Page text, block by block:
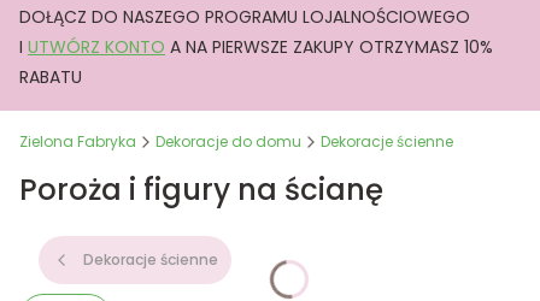
DOŁĄCZ DO NASZEGO PROGRAMU LOJALNOŚCIOWEGO
I UTWÓRZ KONTO A NA PIERWSZE ZAKUPY OTRZYMASZ 10%
RABATU
Zielona Fabryka Dekoracje do domu Dekoracje ścienne
Poroża i figury na ścianę
Dekoracje ścienne